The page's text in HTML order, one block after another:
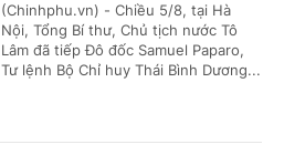
(Chinhphu.vn) - Chiều 5/8, tại Hà
Nội, Tổng Bí thư, Chủ tịch nước Tô
Lâm đã tiếp Đô đốc Samuel Paparo,
Tư lệnh Bộ Chỉ huy Thái Bình Dương...